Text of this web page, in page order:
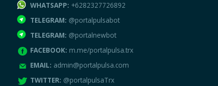
WHATSAPP: +6282327726892
TELEGRAM: @portalpulsabot
TELEGRAM: @portalnewbot
FACEBOOK: m.me/portalpulsa.trx
EMAIL: admin@portalpulsa.com
TWITTER: @portalpulsaTrx